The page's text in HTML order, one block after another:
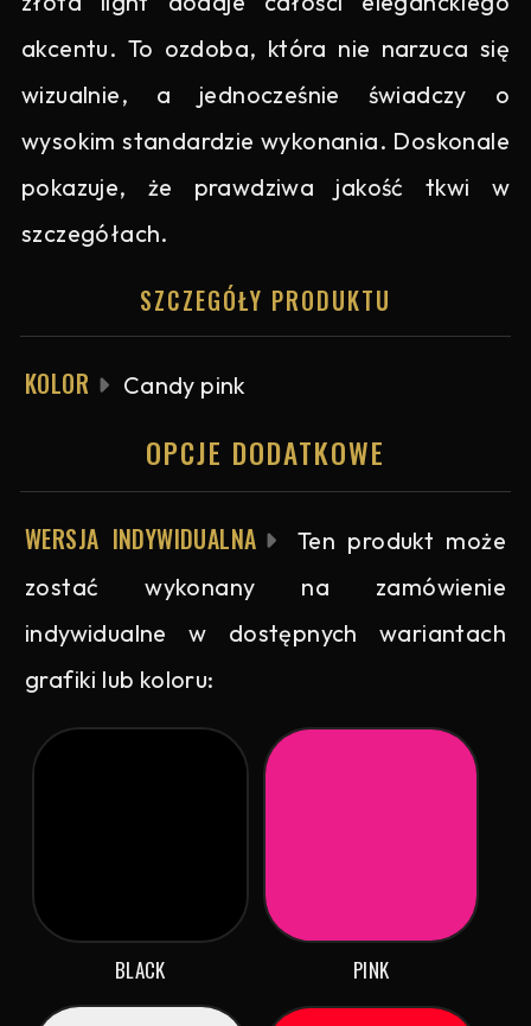
akcentu. To ozdoba, która nie narzuca się
wizualnie, a jednocześnie świadczy o
wysokim standardzie wykonania. Doskonale
pokazuje, że prawdziwa jakość tkwi w
szczegółach.
SZCZEGÓŁY PRODUKTU
KOLOR Candy pink
OPCJE DODATKOWE
WERSJA INDYWIDUALNA
Ten produkt może
zostać wykonany na zamówienie
indywidualne w dostępnych wariantach
grafiki lub koloru:
BLACK PINK